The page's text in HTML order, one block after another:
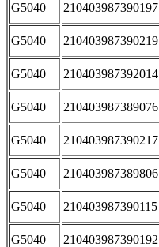
G5040 210403987390197
G5040 210403987390219
G5040 210403987392014
G5040 210403987389076
G5040 210403987390217
G5040 210403987389806
G5040 210403987390115
G5040 210403987390192